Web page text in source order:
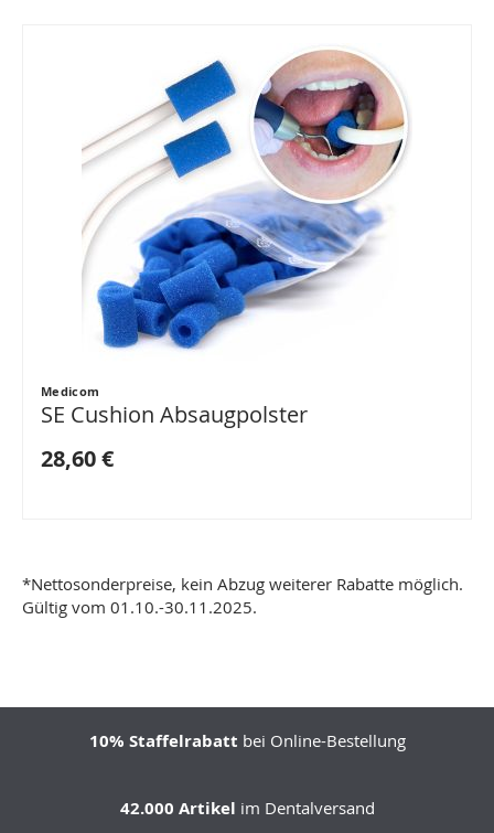
Medicom
SE Cushion Absaugpolster
28,60 €
*Nettosonderpreise, kein Abzug weiterer Rabatte möglich.
Gültig vom 01.10.-30.11.2025.
10% Staffelrabatt bei Online-Bestellung
42.000 Artikel im Dentalversand